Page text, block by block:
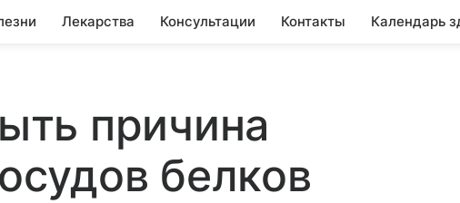
Лекарства Консультации Контакты Календарь
причина
белков